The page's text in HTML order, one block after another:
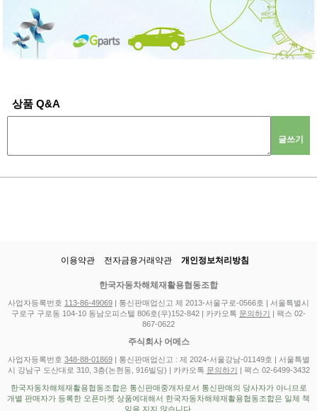
상품 Q&A
글쓰기
이용약관 전자금융거래약관 개인정보처리방침
한국자동차해체재활용협동조합
사업자등록번호 113-86-49069 | 통신판매업신고 제 2013-서울구로-0566호 | 서울특별시
구로구 구로동 104-10 동남오피스텔 806호(우)152-842 | 카카오톡 문의하기 | 팩스 02-
867-0622
주식회사 어메스
사업자등록번호 348-88-01869| 통신판매업신고 : 제 2024-서울강남-01149호 | 서울특별
시 강남구 도산대로 310, 3층(논현동, 916빌딩) | 카카오톡 문의하기 | 팩스 02-6499-3432
한국자동차해체재활용협동조합은 통신판매중개자로서 통신판매의 당사자가 아니므로
개별 판매자가 등록한 오픈마켓 상품에대해서 한국자동차해체재활용협동조합은 일체 책
임을 지지 않습니다.